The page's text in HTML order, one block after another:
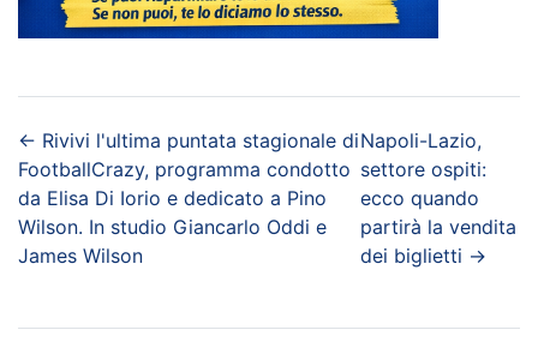
← Rivivi l'ultima puntata stagionale di
FootballCrazy, programma condotto
da Elisa Di Iorio e dedicato a Pino
Wilson. In studio Giancarlo Oddi e
James Wilson
Napoli-Lazio,
settore ospiti:
ecco quando
partirà la vendita
dei biglietti →